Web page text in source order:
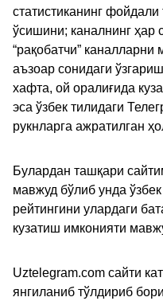
статистиканинг
ўсишини; каналнинг ҳар
“рақобатчи”
аъзоар сонидаги
хафта, ой оралиғида
эса ўзбек тилидаги
рукнларга ажратилган
Булардан ташқари
мавжуд бўлиб унда
рейтингини улардаги
кузатиш имконияти
Uztelegram.com сайти
янгиланиб тўлдириб